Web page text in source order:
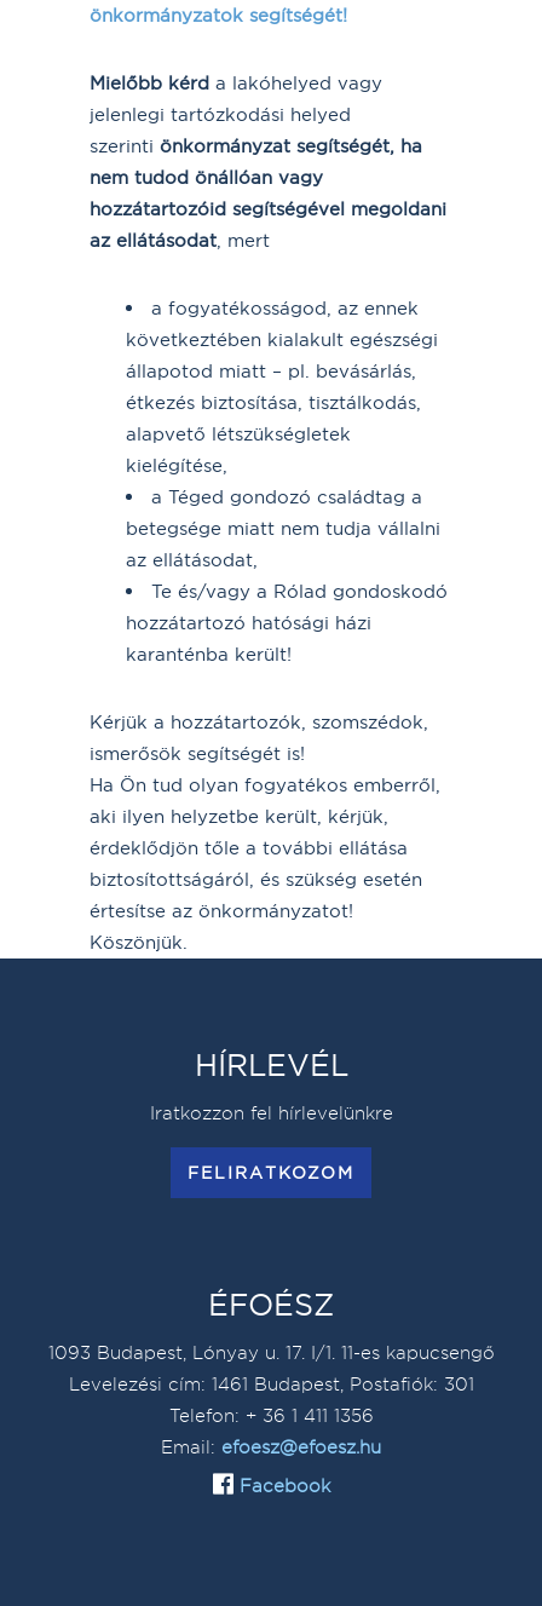
önkormányzatok segítségét!
Mielőbb kérd a lakóhelyed vagy
jelenlegi tartózkodási helyed
szerinti önkormányzat segítségét, ha
nem tudod önállóan vagy
hozzátartozóid segítségével megoldani
az ellátásodat , mert
a fogyatékosságod, az ennek
következtében kialakult egészségi
állapotod miatt – pl. bevásárlás,
étkezés biztosítása, tisztálkodás,
alapvető létszükségletek
kielégítése,
a Téged gondozó családtag a
betegsége miatt nem tudja vállalni
az ellátásodat,
Te és/vagy a Rólad gondoskodó
hozzátartozó hatósági házi
karanténba került!
Kérjük a hozzátartozók, szomszédok,
ismerősök segítségét is!
Ha Ön tud olyan fogyatékos emberről,
aki ilyen helyzetbe került, kérjük,
érdeklődjön tőle a további ellátása
biztosítottságáról, és szükség esetén
értesítse az önkormányzatot!
Köszönjük.
HÍRLEVÉL
Iratkozzon fel hírlevelünkre
FELIRATKOZOM
ÉFOÉSZ
1093 Budapest, Lónyay u. 17. I/1. 11-es kapucsengő
Levelezési cím: 1461 Budapest, Postafiók: 301
Telefon: + 36 1 411 1356
Email: efoesz@efoesz.hu
Facebook